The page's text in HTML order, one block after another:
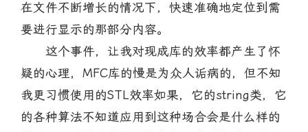
在文件不断增长的情况下，快速准确地定位到需
要进行显示的那部分内容。
这个事件，让我对现成库的效率都产生了怀
疑的心理，MFC库的慢是为众人诟病的，但不知
我更习惯使用的STL效率如果，它的string类，它
的各种算法不知道应用到这种场合会是什么样的